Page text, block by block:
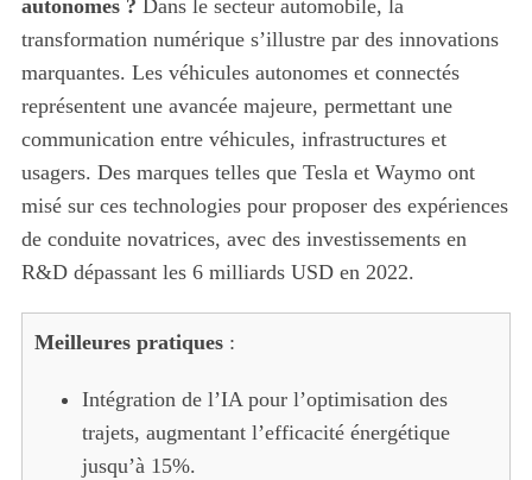
autonomes ? Dans le secteur automobile, la
transformation numérique s’illustre par des innovations
marquantes. Les véhicules autonomes et connectés
représentent une avancée majeure, permettant une
communication entre véhicules, infrastructures et
usagers. Des marques telles que Tesla et Waymo ont
misé sur ces technologies pour proposer des expériences
de conduite novatrices, avec des investissements en
R&D dépassant les 6 milliards USD en 2022.
Meilleures pratiques:
Intégration de l’IA pour l’optimisation des
trajets, augmentant l’efficacité énergétique
jusqu’à 15%.